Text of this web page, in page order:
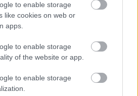
to enable storage
like cookies on web or
apps.
to enable storage
of the website or app.
to enable storage